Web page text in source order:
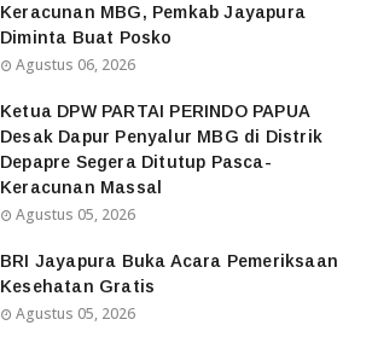
Keracunan MBG, Pemkab Jayapura
Diminta Buat Posko
Agustus 06, 2026
Ketua DPW PARTAI PERINDO PAPUA
Desak Dapur Penyalur MBG di Distrik
Depapre Segera Ditutup Pasca-
Keracunan Massal
Agustus 05, 2026
BRI Jayapura Buka Acara Pemeriksaan
Kesehatan Gratis
Agustus 05, 2026